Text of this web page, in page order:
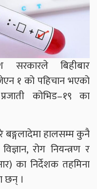
सरकारले बिहीबार
१ को पहिचान भएको
कोभिड–१९ का
बङ्गलादेमा हालसम्म कुनै
रोग नियन्त्रण र
का निर्देशक तहमिना
छन् ।